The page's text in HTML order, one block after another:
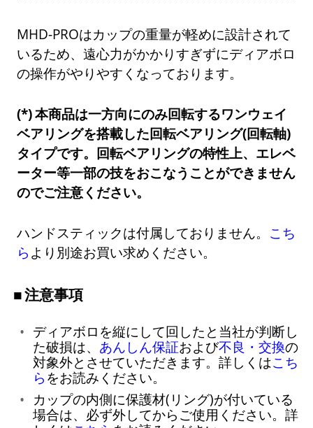
MHD-PROはカップの重量が軽めに設計されて
いるため、遠心力がかかりすぎずにディアボロ
の操作がやりやすくなっております。
本商品は一方向にのみ回転するワンウェイ
ベアリングを搭載した回転ベアリング(回転軸)
タイプです。回転ベアリングの特性上、エレベ
ーター等一部の技をおこなうことができません
のでご注意ください。
ハンドスティックは付属しておりません。 こち
ら より別途お買い求めください。
注意事項
ディアボロを縦にして回したと当社が判断し
た破損は、 あんしん保証および不良・交換の
対象外とさせていただきます。詳しくはこち
ら をお読みください。
カップの内側に保護材(リング)が付いている
場合は、必ず外してからご使用ください。詳